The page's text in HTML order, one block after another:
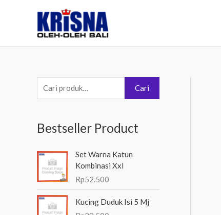
e
c
a
Cari
Bestseller Product
Set Warna Katun
Kombinasi Xxl
Rp52.500
Kucing Duduk Isi 5 Mj